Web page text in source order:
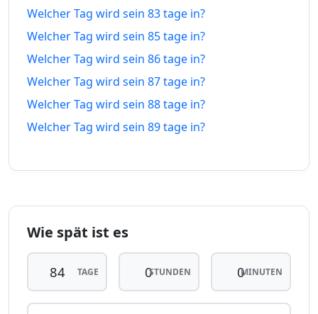
79 tage
21.05.26
79
tage in
80 tage
vor
20.05.26
80
tage in
81 tage
vor
19.05.26
81
tage in
vor
tage in
17.05.26 30.10.26
84 tage
vor
16.05.26
84
tage
31.10.26
Welcher Tag wird sein 83 tage in?
Welcher Tag wird sein 85 tage in?
Welcher Tag wird sein 86 tage in?
Welcher Tag wird sein 87 tage in?
Welcher Tag wird sein 88 tage in?
Welcher Tag wird sein 89 tage in?
Wie spät ist es
TAGE STUNDEN MINUTEN